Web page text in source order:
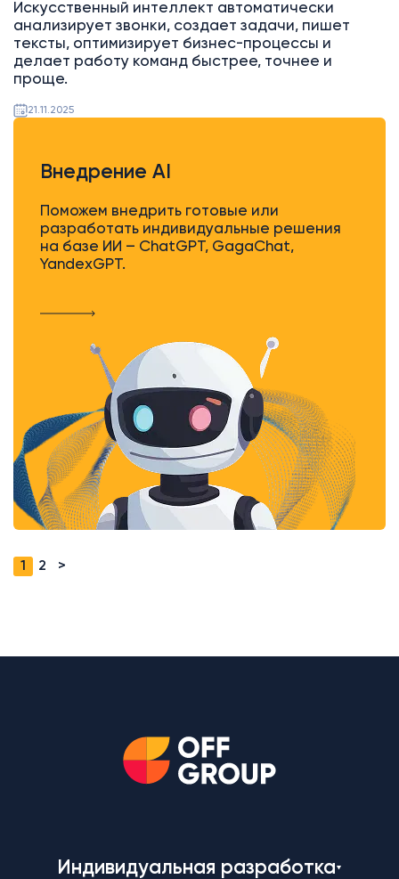
Искусственный интеллект автоматически
анализирует звонки, создает задачи, пишет
тексты, оптимизирует бизнес-процессы и
делает работу команд быстрее, точнее и
проще.
21.11.2025
Внедрение AI
Поможем внедрить готовые или
разработать индивидуальные решения
на базе ИИ – ChatGPT, GagaChat,
YandexGPT.
1 2 >
Индивидуальная разработка